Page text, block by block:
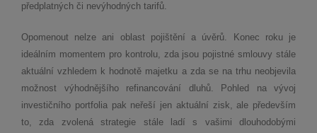
předplatných či nevýhodných tarifů.
Opomenout nelze ani oblast pojištění a úvěrů. Konec roku je
ideálním momentem pro kontrolu, zda jsou pojistné smlouvy stále
aktuální vzhledem k hodnotě majetku a zda se na trhu neobjevila
možnost výhodnějšího refinancování dluhů. Pohled na vývoj
investičního portfolia pak neřeší jen aktuální zisk, ale především
to, zda zvolená strategie stále ladí s vašimi dlouhodobými